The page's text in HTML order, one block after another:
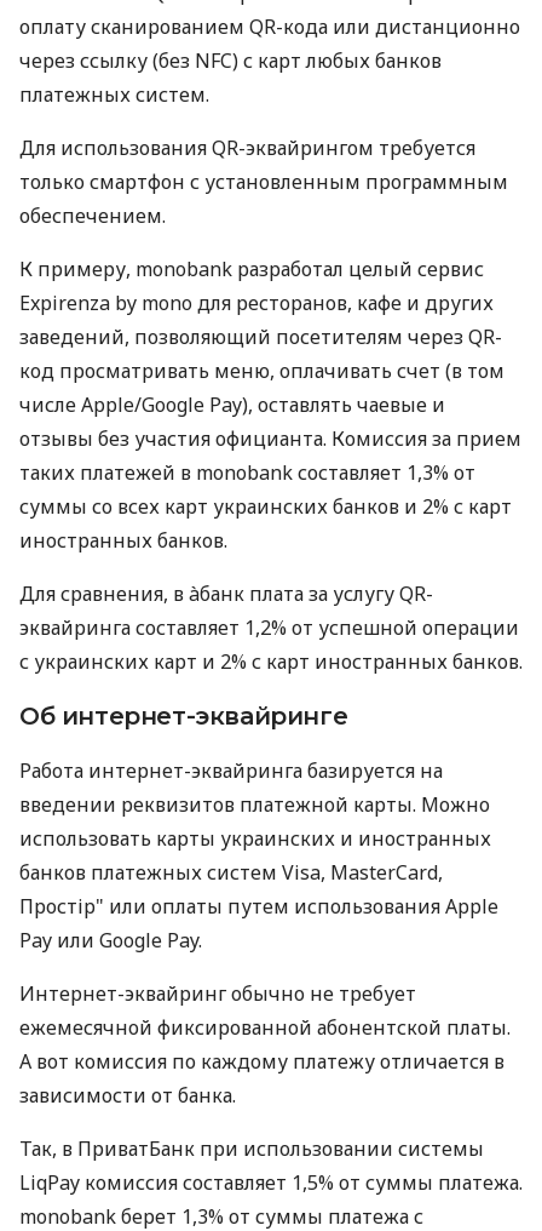
оплату сканированием QR-кода или дистанционно
через ссылку (без NFC) с карт любых банков
платежных систем.
Для использования QR-эквайрингом требуется
только смартфон с установленным программным
обеспечением.
К примеру, monobank разработал целый сервис
Expirenza by mono для ресторанов, кафе и других
заведений, позволяющий посетителям через QR-
код просматривать меню, оплачивать счет (в том
числе Apple/Google Pay), оставлять чаевые и
отзывы без участия официанта. Комиссия за прием
таких платежей в monobank составляет 1,3% от
суммы со всех карт украинских банков и 2% с карт
иностранных банков.
Для сравнения, в àбанк плата за услугу QR-
эквайринга составляет 1,2% от успешной операции
с украинских карт и 2% с карт иностранных банков.
Об интернет-эквайринге
Работа интернет-эквайринга базируется на
введении реквизитов платежной карты. Можно
использовать карты украинских и иностранных
банков платежных систем Visa, MasterCard,
Простір" или оплаты путем использования Apple
Pay или Google Pay.
Интернет-эквайринг обычно не требует
ежемесячной фиксированной абонентской платы.
А вот комиссия по каждому платежу отличается в
зависимости от банка.
Так, в ПриватБанк при использовании системы
LiqPay комиссия составляет 1,5% от суммы платежа.
monobank берет 1,3% от суммы платежа с